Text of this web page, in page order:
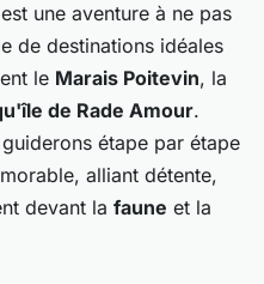
lecture
est une aventure à ne pas
de destinations idéales
le Marais Poitevin, la
de Rade Amour.
étape par étape
alliant détente,
devant la faune et la